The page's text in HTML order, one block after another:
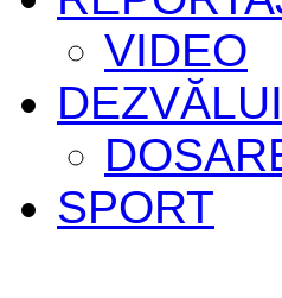
VIDEO
SPORT